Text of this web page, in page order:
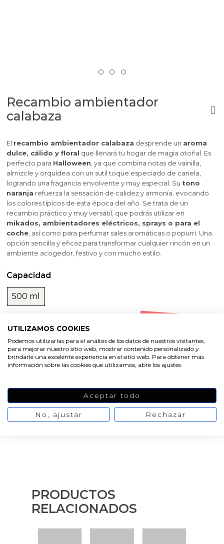
Recambio ambientador
calabaza
El recambio ambientador calabaza desprende un aroma
dulce, cálido y floral que llenará tu hogar de magia otoñal. Es
perfecto para Halloween , ya que combina notas de vainilla,
almizcle y orquídea con un sutil toque especiado de canela,
logrando una fragancia envolvente y muy especial. Su tono
naranja refuerza la sensación de calidez y armonía, evocando
los colores típicos de esta época del año. Se trata de un
recambio práctico y muy versátil, que podrás utilizar en
mikados, ambientadores eléctricos, sprays o para el
coche, así como para perfumar sales aromáticas o popurrí. Una
opción sencilla y eficaz para transformar cualquier rincón en un
ambiente acogedor, festivo y con mucho estilo.
Capacidad
500 ml
17,27 €
13,82 €
opiniones de momento
AÑADIR AL CARRITO
PRODUCTOS
RELACIONADOS
UTILIZAMOS COOKIES
Podemos utilizarlas para el análisis de los datos de nuestros visitantes,
para mejorar nuestro sitio web, mostrar contenido personalizado y
brindarle una excelente experiencia en el sitio web. Para obtener más
información sobre las cookies que utilizamos, abre los ajustes.
Aceptar todo
No, ajustar Rechazar